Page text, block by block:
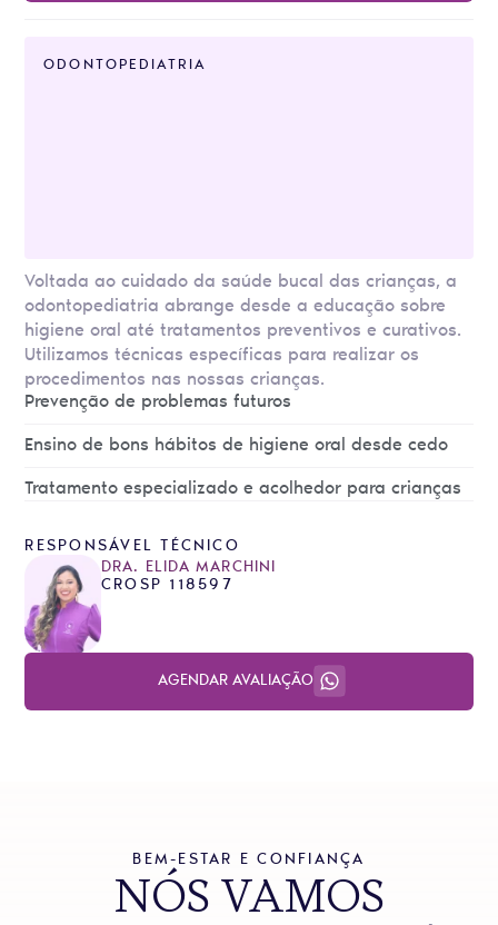
ODONTOPEDIATRIA
Voltada ao cuidado da saúde bucal das crianças, a
odontopediatria abrange desde a educação sobre
higiene oral até tratamentos preventivos e curativos.
Utilizamos técnicas específicas para realizar os
procedimentos nas nossas crianças.
Prevenção de problemas futuros
Ensino de bons hábitos de higiene oral desde cedo
Tratamento especializado e acolhedor para crianças
RESPONSÁVEL TÉCNICO
DRA. ELIDA MARCHINI
CROSP 118597
AGENDAR AVALIAÇÃO
BEM-ESTAR E CONFIANÇA
NÓS VAMOS